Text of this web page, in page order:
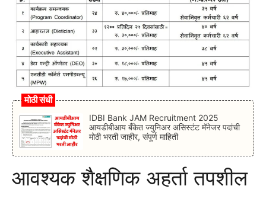
मोठी संधी
IDBI Bank JAM Recruitment 2025
आयडीबीआय बँकेत ज्युनिअर असिस्टंट मॅनेजर पदांची
मोठी भरती जाहीर, संपूर्ण माहिती
आवश्यक शैक्षणिक अहर्ता तपशील